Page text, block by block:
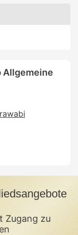
Allgemeine
Zugang zu